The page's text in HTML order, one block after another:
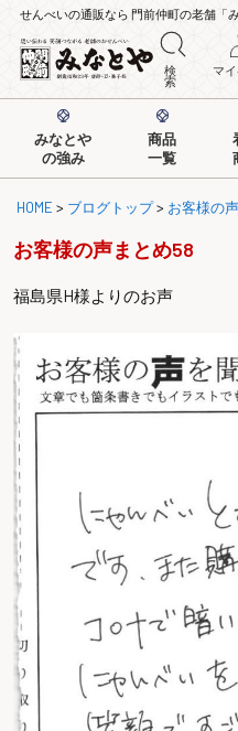
せんべいの通販なら 門前仲町の老舗「み
検
索
マ
みなとや
の強み
商品
一覧
HOME > ブログトップ> お客様の声
お客様の声まとめ58
福島県H様よりのお声